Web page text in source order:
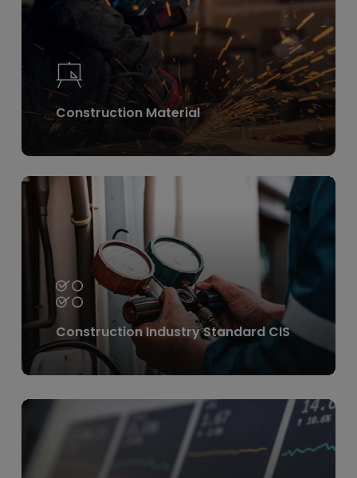
Construction Material
Construction Industry Standard CIS
Learn
more
Learn
more